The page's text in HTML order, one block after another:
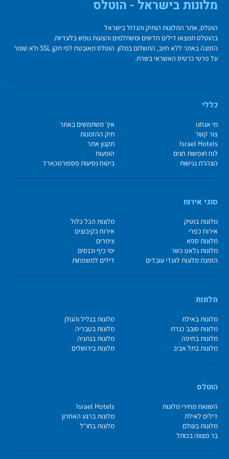
מלונות בישראל - הוטלס
הוטלס, אתר המלונות הותיק והגדול בישראל
בהוטלס תמצאו דילים חדשים ומשתלמים והצעות נופש בלעדיות.
הזמנה באתר ללא חיוב, התשלום במלון. הוטלס מאובטח לפי תקן SSL ולא שומר
על פרטי כרטיס האשראי בשרת.
כללי
מי אנחנו
איך משתמשים באתר
צור קשר
תיק ההזמנות
Israel Hotels
תקנון אתר
לוח חופשות חגים
הופעות
הצהרת נגישות
ביטוח נסיעות פספורטכארד
סוגי אירוח
מלונות בוטיק
מלונות הכל כלול
אירוח כפרי
אירוח בקיבוצים
מלונות ספא
צימרים
מלונות גלאט כשר
ימי כיף וכנסים
הזמנת מלונות לועדי עובדים
דילים למשפחות
מלונות
מלונות באילת
מלונות בגליל והגולן
מלונות סובב כנרת
מלונות בטבריה
מלונות בחיפה
מלונות בנתניה
מלונות בתל אביב
מלונות בירושלים
הוטלס
השוואת מחירי מלונות
Israel Hotels
דילים לאילת
מלונות ברגע האחרון
מלונות בעולם
מלונות בחו"ל
בר מצווה בכותל